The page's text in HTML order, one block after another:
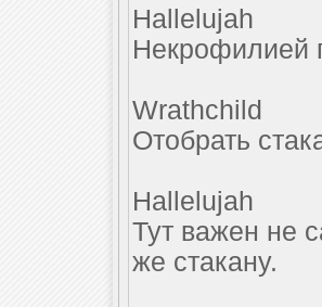
Hallelujah
Некрофилией
Wrathchild
Отобрать
Hallelujah
Тут важен не
же стакану.